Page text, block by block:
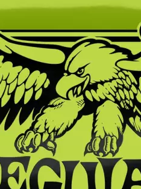
Saitensatz für E-Bass
Produkt bewerten
Zu Instrument:E-Bass
Packungsgrösse: Satz
Saitenanzahl:4-Saiter
Hersteller:
Ernie Ball
Hersteller-Artikel-Nr.:
EB2832
Unsere-Artikel-Nr.:YMVE2W96H
EAN:749699128328